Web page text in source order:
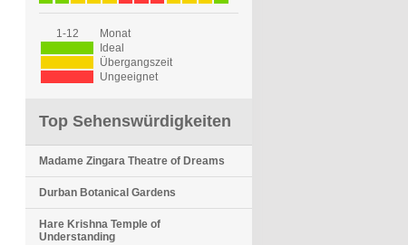
1-12
Monat
Ideal
Übergangszeit
Ungeeignet
Top Sehenswürdigkeiten
Madame Zingara Theatre of Dreams
Durban Botanical Gardens
Hare Krishna Temple of
Understanding